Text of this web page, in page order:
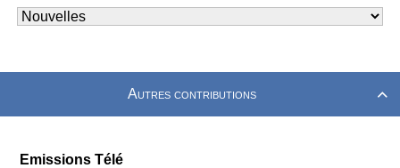

Autres contributions
Emissions Télé